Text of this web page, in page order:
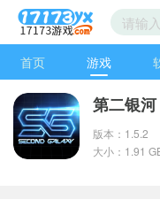
首页 游戏
第二银河
版本：1.5.2
大小：1.91